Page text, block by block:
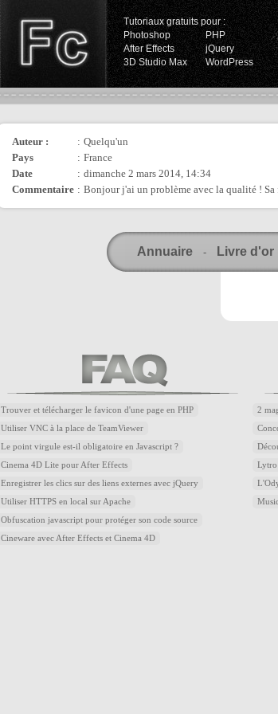
Tutoriaux gratuits pour :
Photoshop
PHP
After Effects
jQuery
3D Studio Max
WordPress
Auteur : : Quelqu'un
Pays
: France
Date
: dimanche 2 mars 2014, 14:34
Commentaire : Bonjour j'ai un problème avec la qualité !
Annuaire - Livre d'or
Trouver et télécharger le favicon d'une page en PHP
Utiliser VNC à la place de TeamViewer
Le point virgule est-il obligatoire en Javascript ?
Cinema 4D Lite pour After Effects
Enregistrer les clics sur des liens externes avec jQuery
Utiliser HTTPS en local sur Apache
Obfuscation javascript pour protéger son code source
Cineware avec After Effects et Cinema 4D
2
Lytro